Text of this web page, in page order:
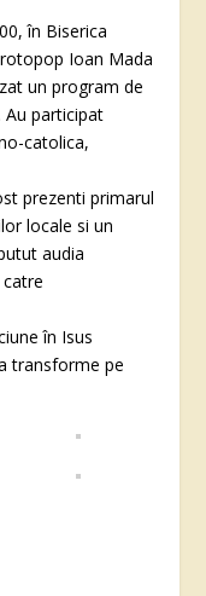
în Biserica
Ioan Mada
un program de
Au participat
catolica,
prezenti primarul
locale si un
audia
în Isus
transforme pe